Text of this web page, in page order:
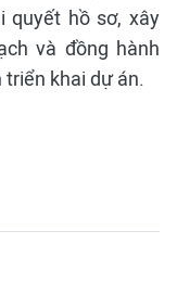
quyết hồ sơ, xây
và đồng hành
khai dự án.